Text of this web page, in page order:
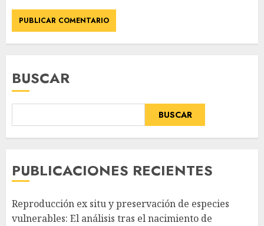
BUSCAR
BUSCAR
PUBLICACIONES RECIENTES
Reproducción ex situ y preservación de especies
vulnerables: El análisis tras el nacimiento de